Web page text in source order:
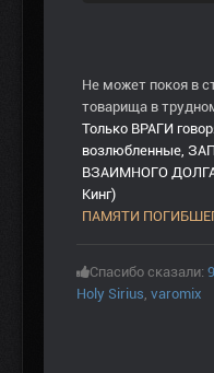
Не может покоя в
товарища в
Только ВРАГИ
возлюбленные,
ВЗАИМНОГО ДОЛГА,
Кинг)
ПАМЯТИ
Спасибо сказали:
Holy Sirius, varomix